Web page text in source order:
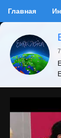
Главная